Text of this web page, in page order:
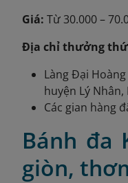
Giá: Từ 30.000 –
Địa chỉ thưởng
Làng Đại
huyện Lý Nhân,
Các gian hàng
Bánh đa
giòn,